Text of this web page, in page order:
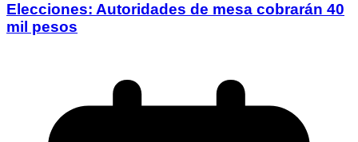
Elecciones: Autoridades de mesa cobrarán 40
mil pesos